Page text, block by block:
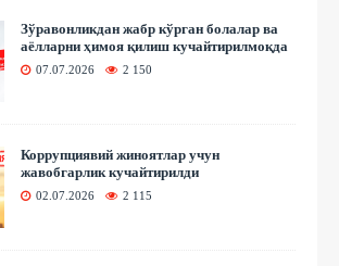
Зўравонликдан жабр кўрган болалар ва
аёлларни ҳимоя қилиш кучайтирилмоқда
07.07.2026 2 150
Коррупциявий жиноятлар учун
жавобгарлик кучайтирилди
02.07.2026 2 115